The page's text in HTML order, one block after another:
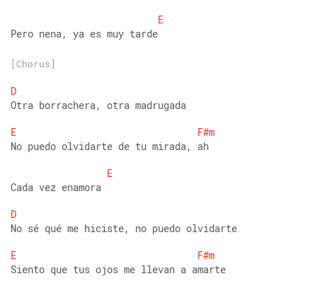
E
Pero nena, ya es muy tarde
[Chorus]
D
Otra borrachera, otra madrugada
E
F#m
No puedo olvidarte de tu mirada, ah
E
Cada vez enamora
D
No sé qué me hiciste, no puedo olvidarte
E
F#m
Siento que tus ojos me llevan a amarte